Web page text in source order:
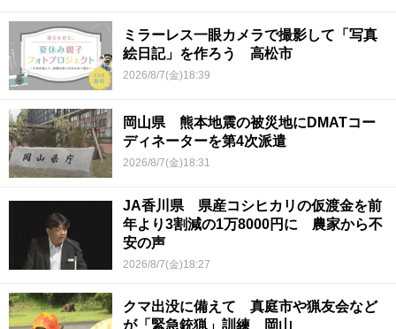
ミラーレス一眼カメラで撮影して「写真
絵日記」を作ろう 高松市
2026/8/7(金)18:39
岡山県 熊本地震の被災地にDMATコー
ディネーターを第4次派遣
2026/8/7(金)18:31
JA香川県 県産コシヒカリの仮渡金を前
年より3割減の1万8000円に 農家から不
安の声
2026/8/7(金)18:27
クマ出没に備えて 真庭市や猟友会など
が「緊急銃猟」訓練 岡山